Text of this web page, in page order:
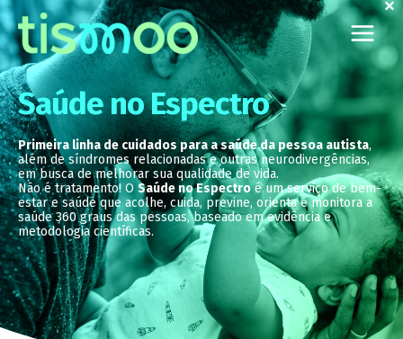
Ir
para
o
conteúdo
Saúde no Espectro
Primeira linha de cuidados para a saúde da pessoa autista,
além de síndromes relacionadas e outras neurodivergências,
em busca de melhorar sua qualidade de vida.
Não é tratamento! O Saúde no Espectroé um serviço de bem-
estar e saúde que acolhe, cuida, previne, orienta e monitora a
saúde 360 graus das pessoas, baseado em evidência e
metodologia científicas.